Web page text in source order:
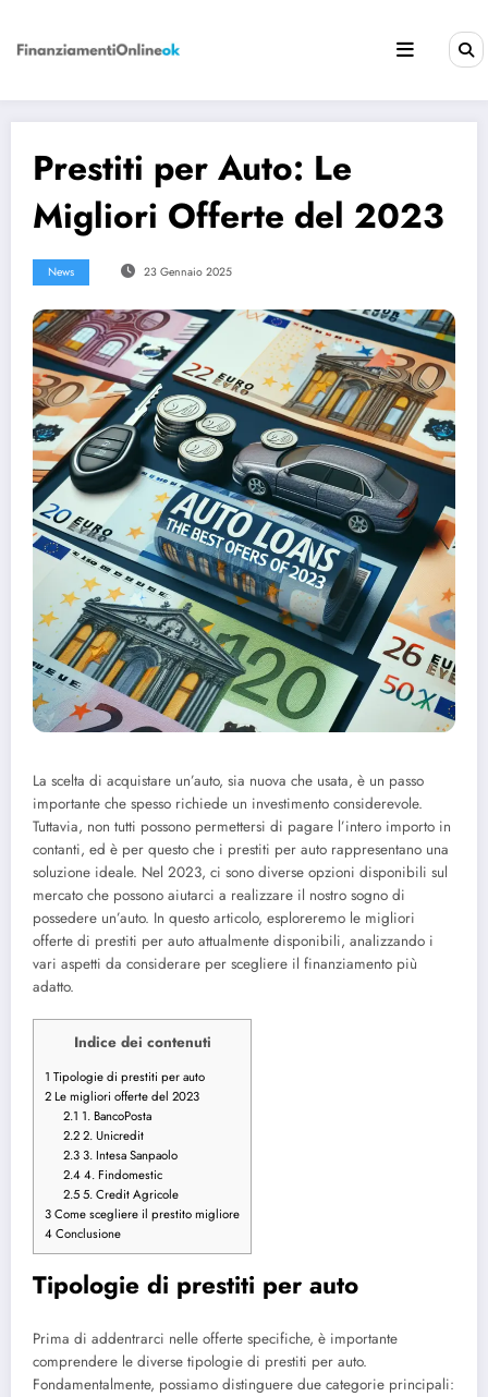
contenuto
Prestiti per Auto: Le
Migliori Offerte del 2023
News 23 Gennaio 2025
La scelta di acquistare un’auto, sia nuova che usata, è un passo
importante che spesso richiede un investimento considerevole.
Tuttavia, non tutti possono permettersi di pagare l’intero importo in
contanti, ed è per questo che i prestiti per auto rappresentano una
soluzione ideale. Nel 2023, ci sono diverse opzioni disponibili sul
mercato che possono aiutarci a realizzare il nostro sogno di
possedere un’auto. In questo articolo, esploreremo le migliori
offerte di prestiti per auto attualmente disponibili, analizzando i
vari aspetti da considerare per scegliere il finanziamento più
adatto.
Indice dei contenuti
1 Tipologie di prestiti per auto
2 Le migliori offerte del 2023
2.1 1. BancoPosta
2.22. Unicredit
2.33. Intesa Sanpaolo
2.44. Findomestic
2.55. Credit Agricole
3Come scegliere il prestito migliore
4Conclusione
Tipologie di prestiti per auto
Prima di addentrarci nelle offerte specifiche, è importante
comprendere le diverse tipologie di prestiti per auto.
Fondamentalmente, possiamo distinguere due categorie principali: